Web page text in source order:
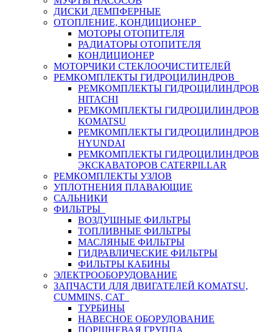
ДИСКИ ДЕМПФЕРНЫЕ
ОТОПЛЕНИЕ, КОНДИЦИОНЕР
МОТОРЫ ОТОПИТЕЛЯ
РАДИАТОРЫ ОТОПИТЕЛЯ
КОНДИЦИОНЕР
МОТОРЧИКИ СТЕКЛООЧИСТИТЕЛЕЙ
РЕМКОМПЛЕКТЫ ГИДРОЦИЛИНДРОВ
РЕМКОМПЛЕКТЫ ГИДРОЦИЛИНДРОВ
HITACHI
РЕМКОМПЛЕКТЫ ГИДРОЦИЛИНДРОВ
KOMATSU
РЕМКОМПЛЕКТЫ ГИДРОЦИЛИНДРОВ
HYUNDAI
РЕМКОМПЛЕКТЫ ГИДРОЦИЛИНДРОВ
ЭКСКАВАТОРОВ CATERPILLAR
РЕМКОМПЛЕКТЫ УЗЛОВ
УПЛОТНЕНИЯ ПЛАВАЮЩИЕ
САЛЬНИКИ
ФИЛЬТРЫ
ВОЗДУШНЫЕ ФИЛЬТРЫ
ТОПЛИВНЫЕ ФИЛЬТРЫ
МАСЛЯНЫЕ ФИЛЬТРЫ
ГИДРАВЛИЧЕСКИЕ ФИЛЬТРЫ
ФИЛЬТРЫ КАБИНЫ
ЭЛЕКТРООБОРУДОВАНИЕ
ЗАПЧАСТИ ДЛЯ ДВИГАТЕЛЕЙ KOMATSU,
CUMMINS, CAT
ТУРБИНЫ
НАВЕСНОЕ ОБОРУДОВАНИЕ
ПОРШНЕВАЯ ГРУППА